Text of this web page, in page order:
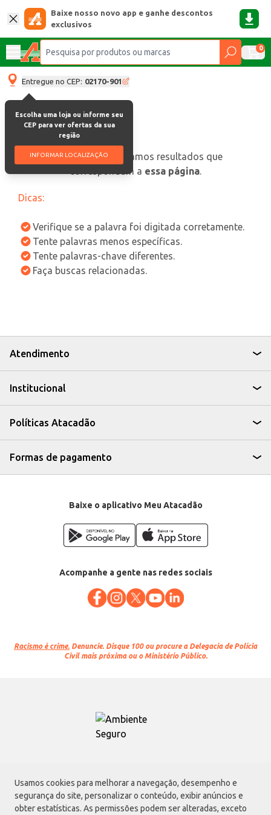
Usamos cookies para melhorar a navegação, desempenho e
segurança do site, personalizar o conteúdo, exibir anúncios e
obter estatísticas. As permissões podem ser alteradas, exceto
Baixe nosso novo app e ganhe descontos
exclusivos
0
Entregue no CEP: 02170-901
Escolha uma loja ou informe seu
CEP para ver ofertas da sua
região
INFORMAR LOCALIZAÇÃO
oops, não encontramos resultados que
correspondam a essa página.
Dicas:
Verifique se a palavra foi digitada corretamente.
Tente palavras menos específicas.
Tente palavras-chave diferentes.
Faça buscas relacionadas.
Atendimento
Institucional
Políticas Atacadão
Formas de pagamento
Baixe o aplicativo Meu Atacadão
Acompanhe a gente nas redes sociais
Racismo é crime. Denuncie. Disque 100 ou procure a Delegacia de Polícia
Civil mais próxima ou o Ministério Público.
Atacadão S.A.
Avenida Morvan Dias de Figueiredo, 6169, Vila Maria, São Paulo - SP | CEP
02170-901 | CNPJ: 75.315.333/0001-09